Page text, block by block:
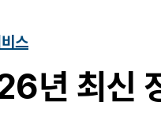
스
년 최신